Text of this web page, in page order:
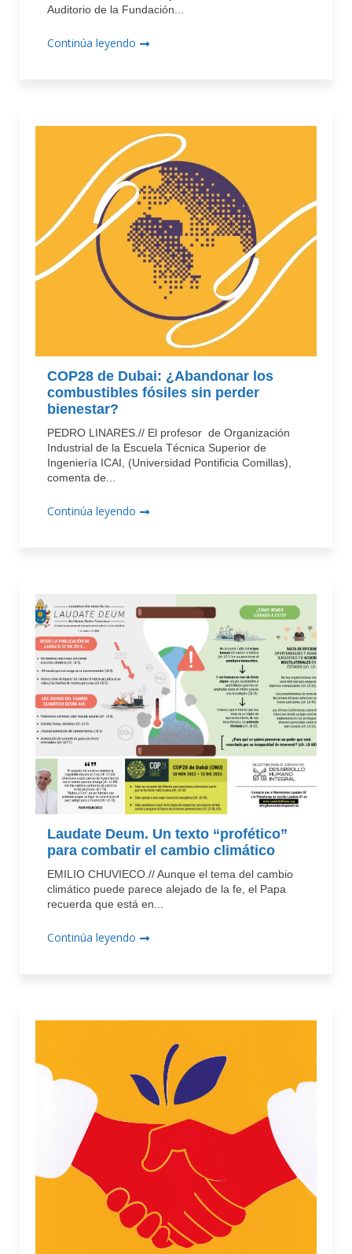
Auditorio de la Fundación...
Continúa leyendo
COP28 de Dubai: ¿Abandonar los
combustibles fósiles sin perder
bienestar?
PEDRO LINARES.// El profesor de Organización
Industrial de la Escuela Técnica Superior de
Ingeniería ICAI, (Universidad Pontificia Comillas),
comenta de...
Continúa leyendo
Laudate Deum. Un texto “profético”
para combatir el cambio climático
EMILIO CHUVIECO.// Aunque el tema del cambio
climático puede parece alejado de la fe, el Papa
recuerda que está en...
Continúa leyendo